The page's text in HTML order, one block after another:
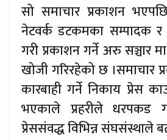
सो समाचार प्रकाशन
नेटवर्क डटकमका सम्पादक
गरी प्रकाशन गर्ने अरु सञ्चार
खोजी गरिरहेको छ ।समाचार
कारबाही गर्ने निकाय प्रेस
भएकाले प्रहरीले धरपकड
प्रेससंवद्ध विभिन्न संघसंस्थाले